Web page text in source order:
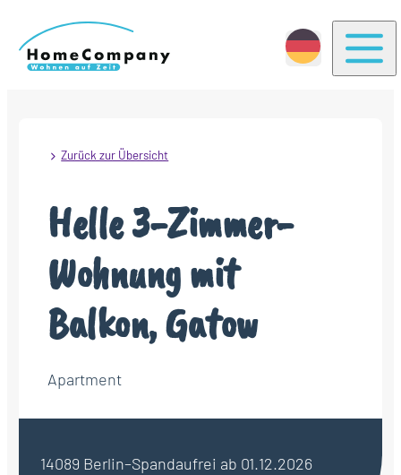
Zurück zur Übersicht
Helle 3-Zimmer-
Wohnung mit
Balkon, Gatow
Apartment
14089 Berlin–Spandaufrei ab 01.12.2026